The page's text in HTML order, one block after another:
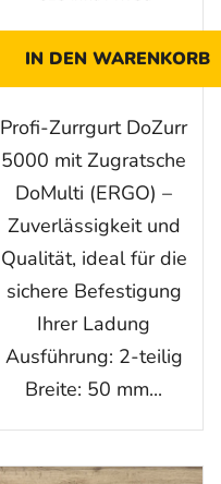
IN DEN WARENKORB
Profi-Zurrgurt DoZurr
5000 mit Zugratsche
DoMulti (ERGO) –
Zuverlässigkeit und
Qualität, ideal für die
sichere Befestigung
Ihrer Ladung
Ausführung: 2-teilig
Breite: 50 mm...